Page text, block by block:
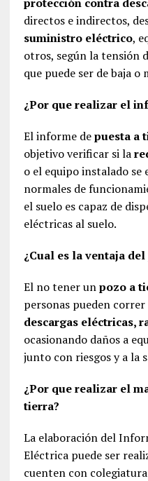
directos e indirectos,
suministro eléctrico,
otros, según la tensión
que puede ser de baja
¿Por que realizar el
El informe depuesta a
objetivo verificar si la
o el equipo instalado
normales de
el suelo es capaz de
eléctricas al suelo.
¿Cual es la ventaja
El no tener unpozo a
personas pueden
descargas eléctricas,
ocasionando daños a
junto con riesgos y a la
¿Por que realizar el
tierra?
La elaboración del
Eléctrica puede ser
cuenten con